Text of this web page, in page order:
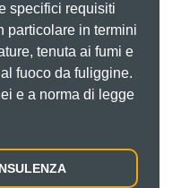
specifici requisiti
particolare in termini
tenuta ai fumi e
fuoco da fuliggine.
e a norma di legge